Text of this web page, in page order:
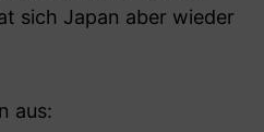
sich Japan aber wieder
aus: